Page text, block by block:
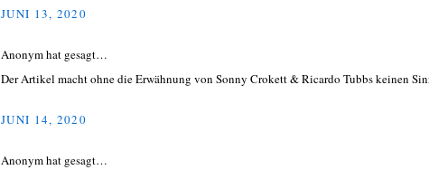
JUNI 13, 2020
Anonym hat gesagt…
Der Artikel macht ohne die Erwähnung von Sonny Crokett & Ricardo Tubbs keinen
JUNI 14, 2020
Anonym hat gesagt…